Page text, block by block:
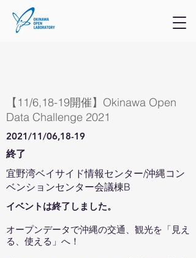
【11/6,18-19開催】Okinawa Open
Data Challenge 2021
2021/11/06,18-19
終了
宜野湾ベイサイド情報センター/沖縄コン
ベンションセンター会議棟B
イベントは終了しました。
オープンデータで沖縄の交通、観光を「見え
る、使える」へ！